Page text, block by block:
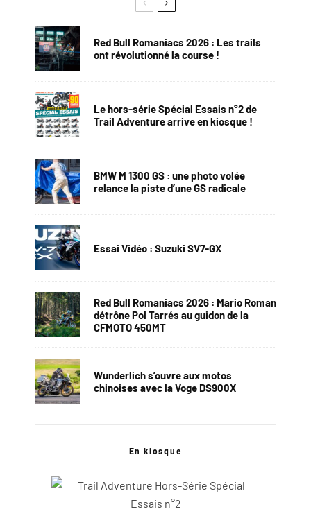
Red Bull Romaniacs 2026 : Les trails
ont révolutionné la course !
Le hors-série Spécial Essais n°2 de
Trail Adventure arrive en kiosque !
BMW M 1300 GS : une photo volée
relance la piste d’une GS radicale
Essai Vidéo : Suzuki SV7-GX
Red Bull Romaniacs 2026 : Mario Roman
détrône Pol Tarrés au guidon de la
CFMOTO 450MT
Wunderlich s’ouvre aux motos
chinoises avec la Voge DS900X
En kiosque